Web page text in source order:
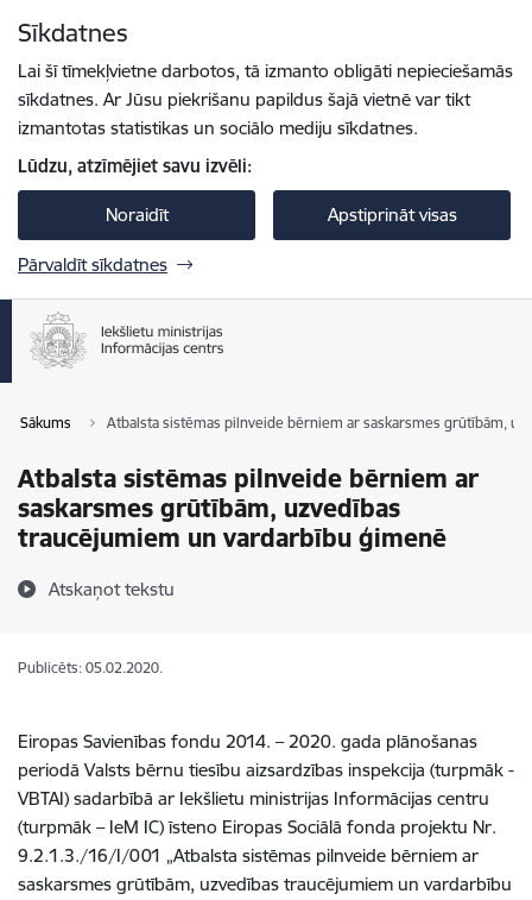
Sīkdatnes
Lai šī tīmekļvietne darbotos, tā izmanto obligāti nepieciešamās
sīkdatnes. Ar Jūsu piekrišanu papildus šajā vietnē var tikt
izmantotas statistikas un sociālo mediju sīkdatnes.
Lūdzu, atzīmējiet savu izvēli:
Noraidīt Apstiprināt visas
Pārvaldīt sīkdatnes
Sākums Atbalsta sistēmas pilnveide bērniem ar saskarsmes grūtībām,
Atbalsta sistēmas pilnveide bērniem ar
saskarsmes grūtībām, uzvedības
traucējumiem un vardarbību ģimenē
Atskaņot tekstu
Publicēts: 05.02.2020.
Eiropas Savienības fondu 2014. – 2020. gada plānošanas
periodā Valsts bērnu tiesību aizsardzības inspekcija (turpmāk -
VBTAI) sadarbībā ar Iekšlietu ministrijas Informācijas centru
(turpmāk – IeM IC) īsteno Eiropas Sociālā fonda projektu Nr.
9.2.1.3./16/I/001 „Atbalsta sistēmas pilnveide bērniem ar
saskarsmes grūtībām, uzvedības traucējumiem un vardarbību